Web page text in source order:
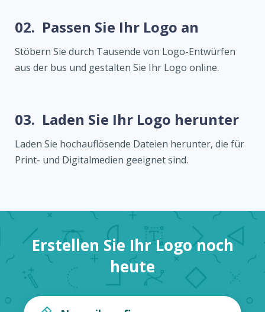
02. Passen Sie Ihr Logo an
Stöbern Sie durch Tausende von Logo-Entwürfen
aus der bus und gestalten Sie Ihr Logo online.
03. Laden Sie Ihr Logo herunter
Laden Sie hochauflösende Dateien herunter, die für
Print- und Digitalmedien geeignet sind.
Erstellen Sie Ihr Logo noch
heute